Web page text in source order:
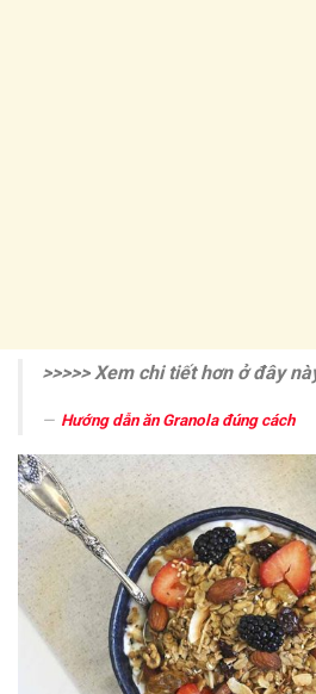
>>>>> Xem chi tiết hơn ở đây
Hướng dẫn ăn Granola đúng cách